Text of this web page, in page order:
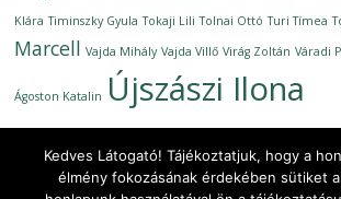
Klára Timinszky Gyula Tokaji Lili Tolnai Ottó Turi Tímea
Marcell Vajda Mihály Vajda Villő Virág Zoltán Váradi
Ágoston Katalin Újszászi Ilona
Kedves Látogató! Tájékoztatjuk, hogy a
élmény fokozásának érdekében sütiket